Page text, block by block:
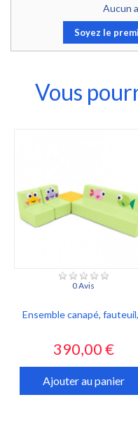
Aucun
Soyez le
Vous
0 Avis
Ensemble canapé,
Prix
390,00 €
Ajouter au panier